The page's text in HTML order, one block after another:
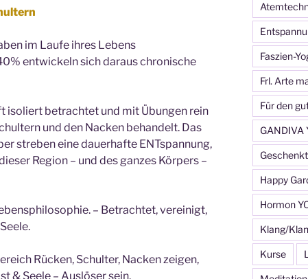
im Laufe ihres Lebens
entwickeln sich daraus chronische
isoliert betrachtet und mit Übungen rein
und den Nacken behandelt. Das
streben eine dauerhafte ENTspannung,
Region – und des ganzes Körpers –
– Betrachtet, vereinigt,
Rücken, Schulter, Nacken zeigen,
& Seele – Auslöser sein.
Faszien-
Frl. Arte
Für den
GANDIVA
Happy
Hormon
Klang/
Kurse